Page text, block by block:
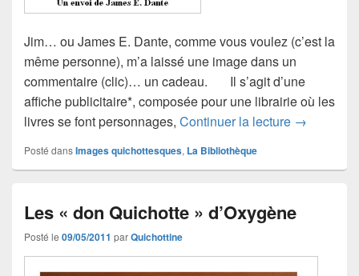
Jim… ou James E. Dante, comme vous voulez (c’est la
même personne), m’a laissé une image dans un
commentaire (clic)… un cadeau. Il s’agit d’une
affiche publicitaire*, composée pour une librairie où les
livres se font personnages, Continuer la lecture Le don
→
Posté dansImages quichottesques, La Bibliothèque
Les « don Quichotte » d’Oxygène
Posté le 09/05/2011 parQuichottine